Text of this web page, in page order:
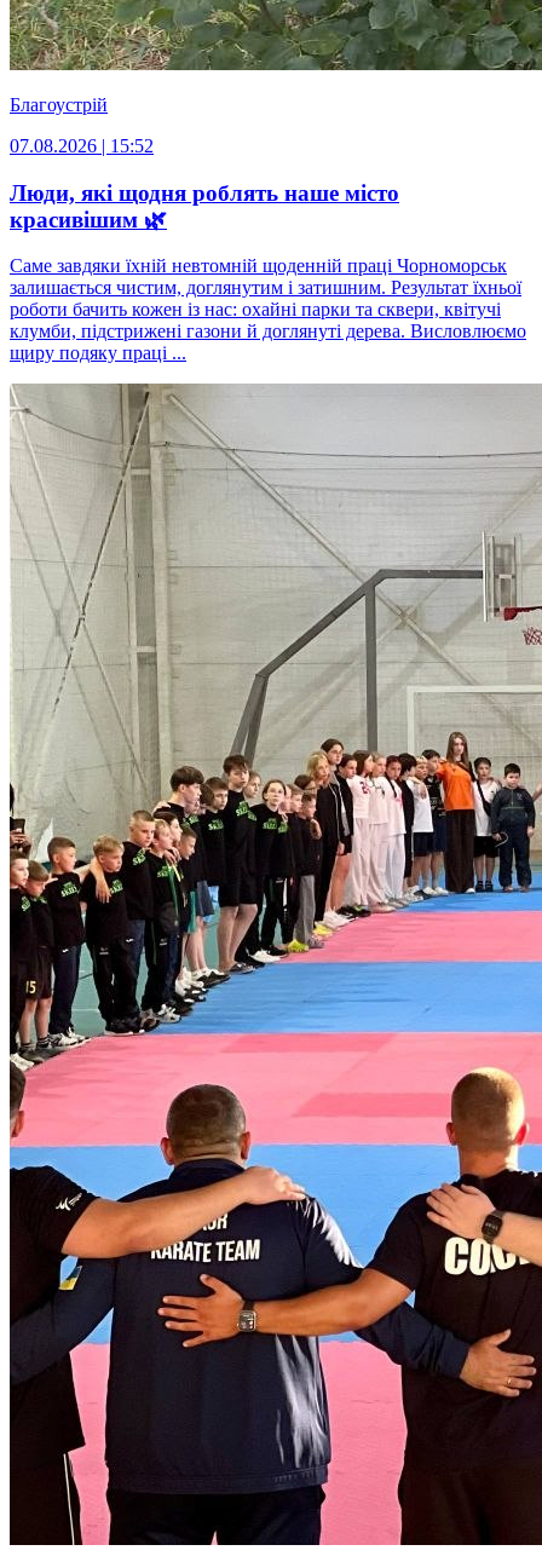
Благоустрій
07.08.2026 | 15:52
Люди, які щодня роблять наше місто
красивішим 🌿
Саме завдяки їхній невтомній щоденній праці Чорноморськ
залишається чистим, доглянутим і затишним. Результат їхньої
роботи бачить кожен із нас: охайні парки та сквери, квітучі
клумби, підстрижені газони й доглянуті дерева. Висловлюємо
щиру подяку праці ...